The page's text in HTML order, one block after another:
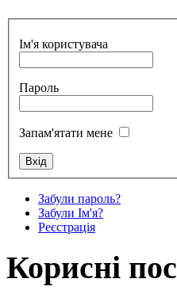
Ім'я користувача
Пароль
Запам'ятати мене
Забули пароль?
Забули Ім'я?
Реєстрація
Корисні